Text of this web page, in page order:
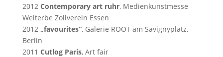
2012 Contemporary art ruhr, Medienkunstmesse
Welterbe Zollverein Essen
2012 „favourites“, Galerie ROOT am Savignyplatz,
Berlin
2011 Cutlog Paris, Art fair